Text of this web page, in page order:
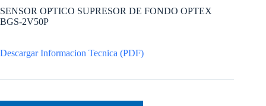
SENSOR OPTICO SUPRESOR DE FONDO OPTEX
BGS-2V50P
Descargar Informacion Tecnica (PDF)